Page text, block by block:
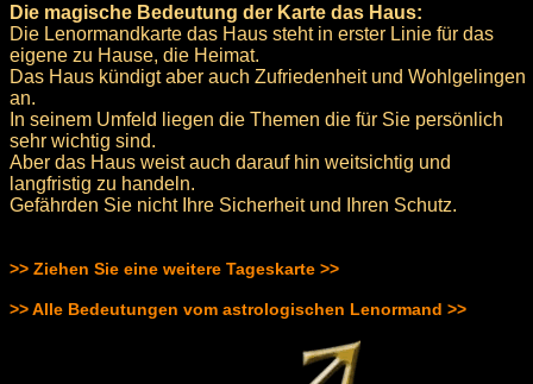
Die magische Bedeutung der Karte das Haus:
Die Lenormandkarte das Haus steht in erster Linie für das
eigene zu Hause, die Heimat.
Das Haus kündigt aber auch Zufriedenheit und Wohlgelingen
an.
In seinem Umfeld liegen die Themen die für Sie persönlich
sehr wichtig sind.
Aber das Haus weist auch darauf hin weitsichtig und
langfristig zu handeln.
Gefährden Sie nicht Ihre Sicherheit und Ihren Schutz.
>> Ziehen Sie eine weitere Tageskarte >>
>> Alle Bedeutungen vom astrologischen Lenormand >>